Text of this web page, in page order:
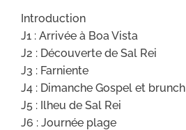
Introduction
J1 : Arrivée à Boa Vista
J2 : Découverte de Sal Rei
J3 : Farniente
J4 : Dimanche Gospel et brunch
J5 : Ilheu de Sal Rei
J6 : Journée plage